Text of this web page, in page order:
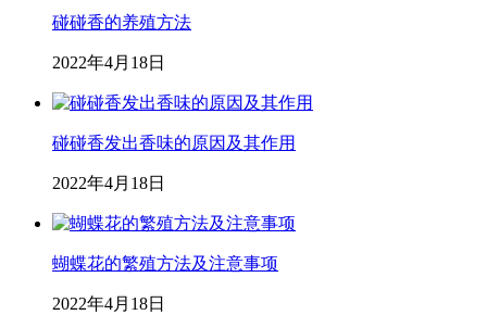
碰碰香的养殖方法
2022年4月18日
碰碰香发出香味的原因及其作用
2022年4月18日
蝴蝶花的繁殖方法及注意事项
2022年4月18日